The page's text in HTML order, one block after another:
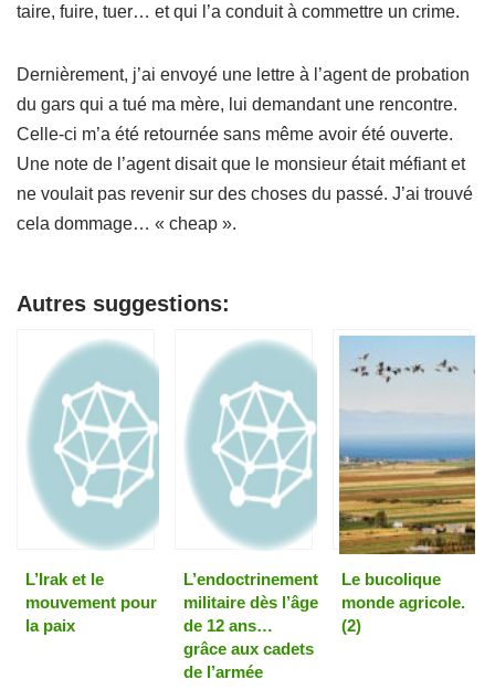
taire, fuire, tuer… et qui l’a conduit à commettre un crime.
Dernièrement, j’ai envoyé une lettre à l’agent de probation
du gars qui a tué ma mère, lui demandant une rencontre.
Celle-ci m’a été retournée sans même avoir été ouverte.
Une note de l’agent disait que le monsieur était méfiant et
ne voulait pas revenir sur des choses du passé. J’ai trouvé
cela dommage… « cheap ».
Autres suggestions:
L’Irak et le
mouvement pour
la paix
L’endoctrinement
militaire dès l’âge
de 12 ans…
grâce aux cadets
de l’armée
Le bucolique
monde agricole.
(2)